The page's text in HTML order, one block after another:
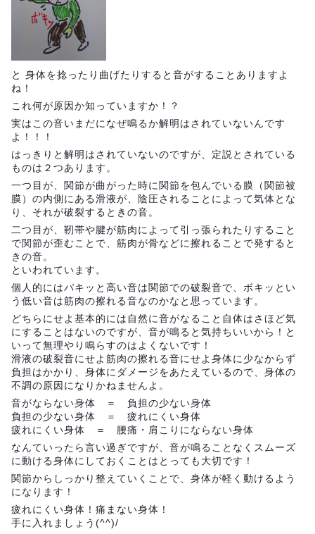
と 身体を捻ったり曲げたりすると音がすることありますよ
ね！
これ何が原因か知っていますか！？
実はこの音いまだになぜ鳴るか解明はされていないんです
よ！！！
はっきりと解明はされていないのですが、定説とされている
ものは２つあります。
一つ目が、関節が曲がった時に関節を包んでいる膜（関節被
膜）の内側にある滑液が、陰圧されることによって気体とな
り、それが破裂するときの音。
二つ目が、靭帯や腱が筋肉によって引っ張られたりすること
で関節が歪むことで、筋肉が骨などに擦れることで発すると
きの音。
といわれています。
個人的にはパキッと高い音は関節での破裂音で、ボキッとい
う低い音は筋肉の擦れる音なのかなと思っています。
どちらにせよ基本的には自然に音がなること自体はさほど気
にすることはないのですが、音が鳴ると気持ちいいから！と
いって無理やり鳴らすのはよくないです！
滑液の破裂音にせよ筋肉の擦れる音にせよ身体に少なからず
負担はかかり、身体にダメージをあたえているので、身体の
不調の原因になりかねませんよ。
音がならない身体 ＝ 負担の少ない身体
負担の少ない身体 ＝ 疲れにくい身体
疲れにくい身体 ＝ 腰痛・肩こりにならない身体
なんていったら言い過ぎですが、音が鳴ることなくスムーズ
に動ける身体にしておくことはとっても大切です！
関節からしっかり整えていくことで、身体が軽く動けるよう
になります！
疲れにくい身体！痛まない身体！
手に入れましょう(^^)/